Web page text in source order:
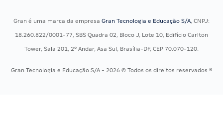
Residência Multiprofissional
Gran é uma marca da empresa Gran Tecnologia e Educação S/A, CNPJ:
18.260.822/0001-77, SBS Quadra 02, Bloco J, Lote 10, Edifício Carlton
Tower, Sala 201, 2º Andar, Asa Sul, Brasília-DF, CEP 70.070-120.
Gran Tecnologia e Educação S/A - 2026 © Todos os direitos reservados ®